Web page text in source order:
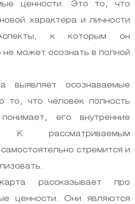
ценности. Это то, что
характера и личности
к которым он
не может осознать в полной
выявляет осознаваемые
то, что человек полность
его внутренние
К рассматриваемым
стремится и
рассказывает про
ценности. Они являются